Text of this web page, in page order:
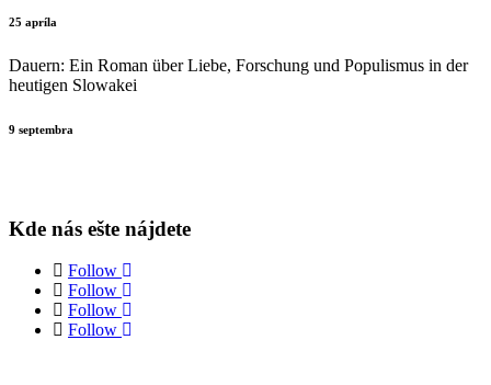
25 apríla
Dauern: Ein Roman über Liebe, Forschung und Populismus in der
heutigen Slowakei
9 septembra
Kde nás ešte nájdete
Follow
Follow
Follow
Follow